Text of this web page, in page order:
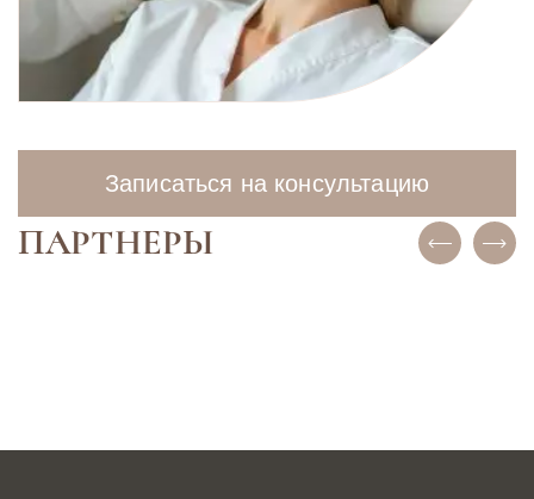
Записаться на консультацию
ПАРТНЕРЫ